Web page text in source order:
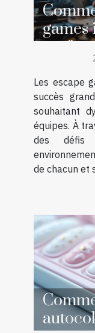
Les escape
succès
souhaitant
équipes. À
des défis
de chacun et